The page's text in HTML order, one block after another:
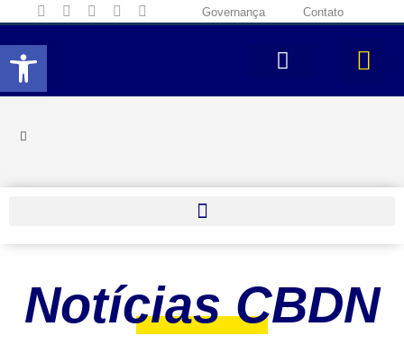
Abrir a barra de ferramentas
Governança Contato
Notícias CBDN